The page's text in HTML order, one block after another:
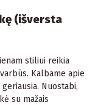
(išversta
stiliui reikia
Kalbame apie
Nuostabi,
su mažais